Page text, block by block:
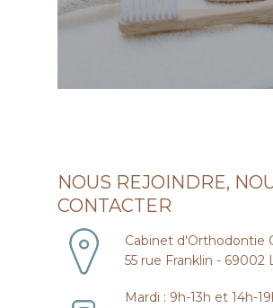
NOUS REJOINDRE,
CONTACTER
Cabinet d'Orthodontie
55 rue Franklin - 69002
Mardi : 9h-13h et 14h-